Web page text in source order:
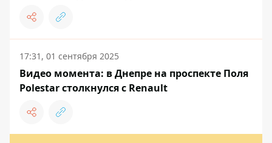
17:31, 01 сентября 2025
Видео момента: в Днепре на проспекте Поля
Polestar столкнулся с Renault